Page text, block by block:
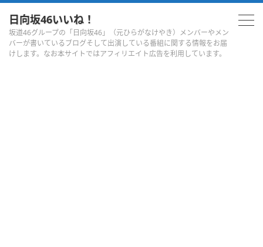
日向坂46いいね！
坂道46グループの「日向坂46」（元ひらがなけやき）メンバーやメン
バーが書いているブログそして出演している番組に関する情報をお届
けします。なお本サイトではアフィリエイト広告を利用しています。